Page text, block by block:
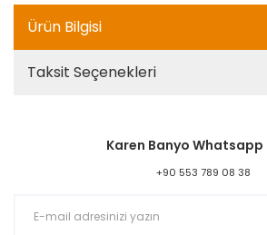
Ürün Bilgisi
Taksit Seçenekleri
Karen Banyo Whatsapp
+90 553 789 08 38